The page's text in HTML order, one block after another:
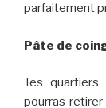
parfaitement
Pâte de
Tes
pourras